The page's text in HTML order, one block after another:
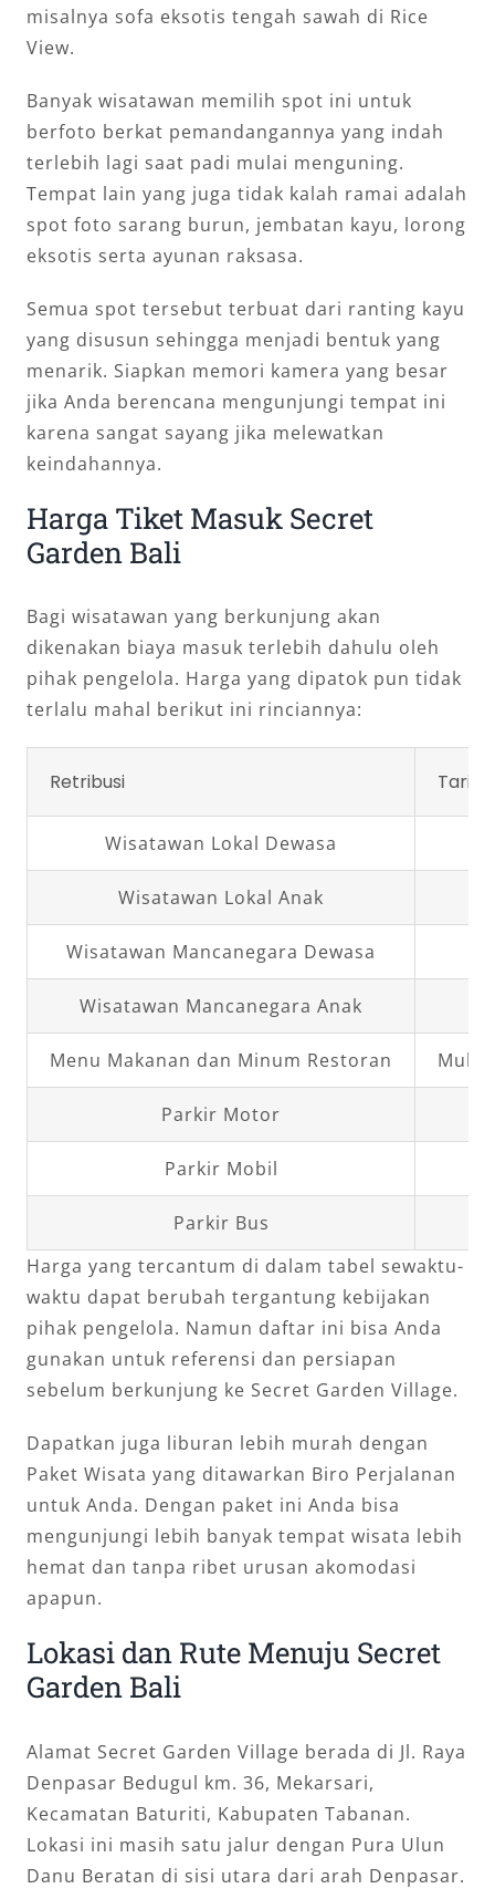
misalnya sofa eksotis tengah sawah di Rice
View.
Banyak wisatawan memilih spot ini untuk
berfoto berkat pemandangannya yang indah
terlebih lagi saat padi mulai menguning.
Tempat lain yang juga tidak kalah ramai adalah
spot foto sarang burun, jembatan kayu, lorong
eksotis serta ayunan raksasa.
Semua spot tersebut terbuat dari ranting kayu
yang disusun sehingga menjadi bentuk yang
menarik. Siapkan memori kamera yang besar
jika Anda berencana mengunjungi tempat ini
karena sangat sayang jika melewatkan
keindahannya.
Harga Tiket Masuk Secret
Garden Bali
Bagi wisatawan yang berkunjung akan
dikenakan biaya masuk terlebih dahulu oleh
pihak pengelola. Harga yang dipatok pun tidak
terlalu mahal berikut ini rinciannya:
Retribusi Tarif
Wisatawan Lokal Dewasa
Wisatawan Lokal Anak
Wisatawan Mancanegara Dewasa
Wisatawan Mancanegara Anak
Menu Makanan dan Minum Restoran Mulai
Parkir Motor
Parkir Mobil
Parkir Bus
Harga yang tercantum di dalam tabel sewaktu-
waktu dapat berubah tergantung kebijakan
pihak pengelola. Namun daftar ini bisa Anda
gunakan untuk referensi dan persiapan
sebelum berkunjung ke Secret Garden Village.
Dapatkan juga liburan lebih murah dengan
Paket Wisata yang ditawarkan Biro Perjalanan
untuk Anda. Dengan paket ini Anda bisa
mengunjungi lebih banyak tempat wisata lebih
hemat dan tanpa ribet urusan akomodasi
apapun.
Lokasi dan Rute Menuju Secret
Garden Bali
Alamat Secret Garden Village berada di Jl. Raya
Denpasar Bedugul km. 36, Mekarsari,
Kecamatan Baturiti, Kabupaten Tabanan.
Lokasi ini masih satu jalur dengan Pura Ulun
Danu Beratan di sisi utara dari arah Denpasar.